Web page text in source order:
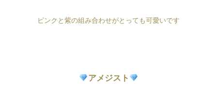
ピンクと紫の組み合わせがとっても可愛いです
アメジスト